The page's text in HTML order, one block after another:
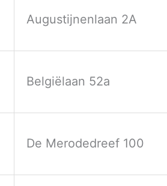
Augustijnenlaan 2A
Belgiëlaan 52a
De Merodedreef 100